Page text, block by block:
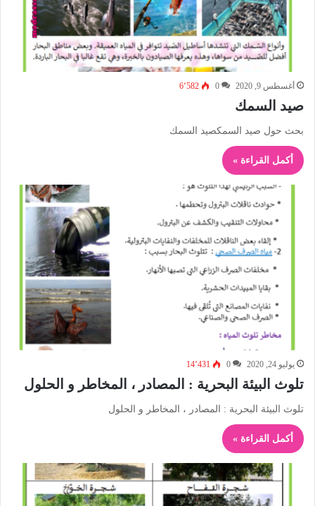
أغسطس 9, 2020 0 6٬582
صيد السمك
بحث حول صيد السمكصيد السمك
أكمل القراءة »
يوليو 24, 2020 0 14٬431
تلوث البيئة البحرية : المصادر ، المخاطر و الحلول
تلوث البيئة البحرية : المصادر ، المخاطر و الحلول
أكمل القراءة »